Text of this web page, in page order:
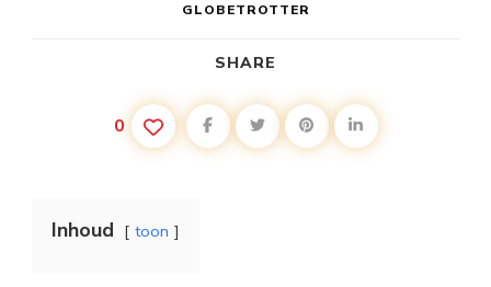
GLOBETROTTER
SHARE
0
Inhoud toon